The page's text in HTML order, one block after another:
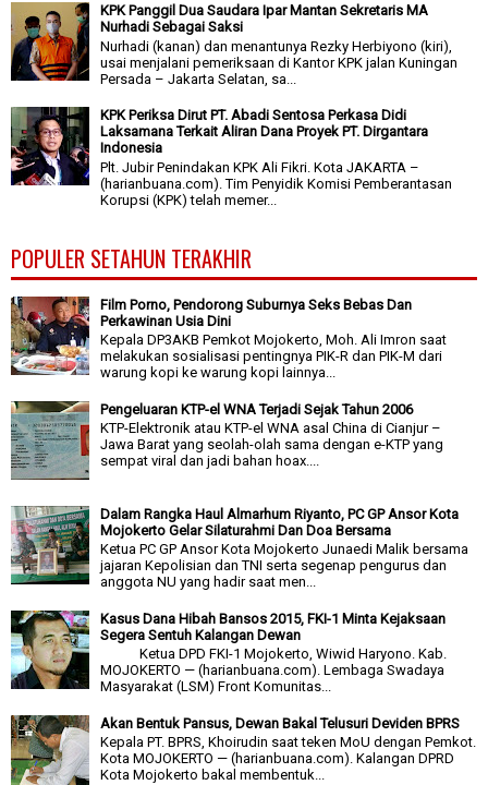
KPK Panggil Dua Saudara Ipar Mantan Sekretaris MA
Nurhadi Sebagai Saksi
Nurhadi (kanan) dan menantunya Rezky Herbiyono (kiri),
usai menjalani pemeriksaan di Kantor KPK jalan Kuningan
Persada – Jakarta Selatan, sa...
KPK Periksa Dirut PT. Abadi Sentosa Perkasa Didi
Laksamana Terkait Aliran Dana Proyek PT. Dirgantara
Indonesia
Plt. Jubir Penindakan KPK Ali Fikri. Kota JAKARTA –
(harianbuana.com). Tim Penyidik Komisi Pemberantasan
Korupsi (KPK) telah memer...
POPULER SETAHUN TERAKHIR
Film Porno, Pendorong Suburnya Seks Bebas Dan
Perkawinan Usia Dini
Kepala DP3AKB Pemkot Mojokerto, Moh. Ali Imron saat
melakukan sosialisasi pentingnya PIK-R dan PIK-M dari
warung kopi ke warung kopi lainnya...
Pengeluaran KTP-el WNA Terjadi Sejak Tahun 2006
KTP-Elektronik atau KTP-el WNA asal China di Cianjur –
Jawa Barat yang seolah-olah sama dengan e-KTP yang
sempat viral dan jadi bahan hoax....
Dalam Rangka Haul Almarhum Riyanto, PC GP Ansor Kota
Mojokerto Gelar Silaturahmi Dan Doa Bersama
Ketua PC GP Ansor Kota Mojokerto Junaedi Malik bersama
jajaran Kepolisian dan TNI serta segenap pengurus dan
anggota NU yang hadir saat men...
Kasus Dana Hibah Bansos 2015, FKI-1 Minta Kejaksaan
Segera Sentuh Kalangan Dewan
Ketua DPD FKI-1 Mojokerto, Wiwid Haryono. Kab.
MOJOKERTO — (harianbuana.com). Lembaga Swadaya
Masyarakat (LSM) Front Komunitas...
Akan Bentuk Pansus, Dewan Bakal Telusuri Deviden BPRS
Kepala PT. BPRS, Khoirudin saat teken MoU dengan Pemkot.
Kota MOJOKERTO — (harianbuana.com). Kalangan DPRD
Kota Mojokerto bakal membentuk...